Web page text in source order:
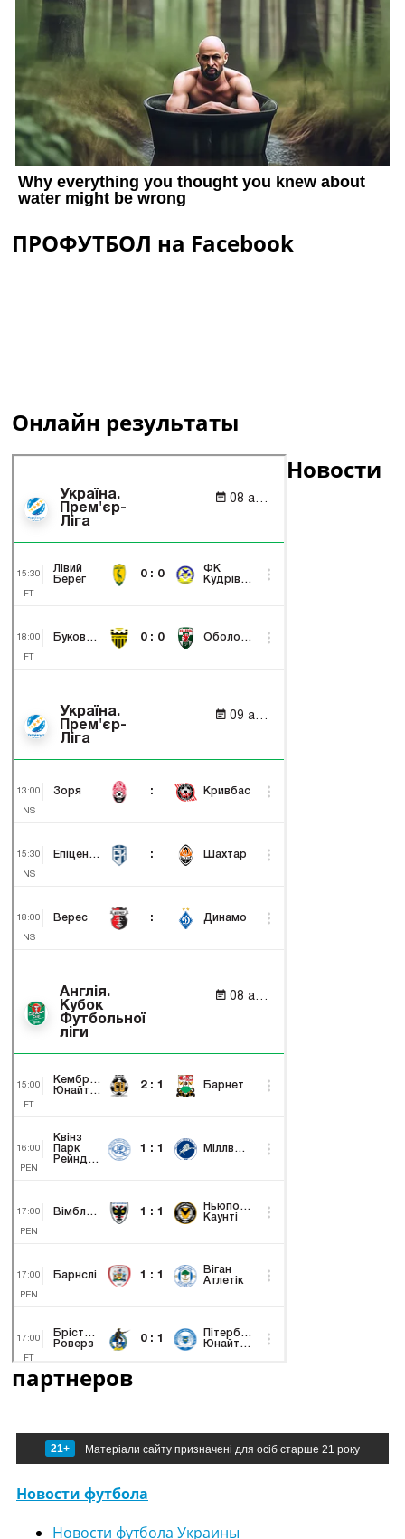
ПРОФУТБОЛ на Facebook
Онлайн результаты
Новости
партнеров
21+ Матеріали сайту призначені для осіб старше 21 року
Новости футбола
Новости футбола Украины